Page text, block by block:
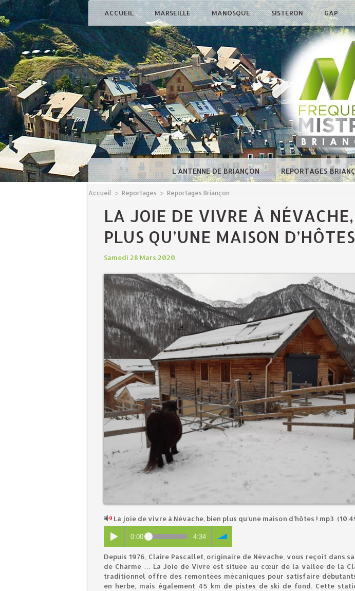
ACCUEIL MARSEILLE MANOSQUE SISTERON GAP
L'ANTENNE DE BRIANÇON REPORTAGES
Accueil > Reportages > Reportages Briançon
LA JOIE DE VIVRE À
PLUS QU’UNE MAISON
Samedi 28 Mars 2020
La joie de vivre à Névache, bien plus qu’une maison d’hôtes !.mp3
0:00 4:34
Depuis 1976, Claire Pascallet, originaire de Névache, vous reçoit dans sa
de Charme … La Joie de Vivre est située au cœur de la vallée de la
traditionnel offre des remontées mécaniques pour satisfaire
en herbe, mais également 45 km de pistes de ski de fond. Cette